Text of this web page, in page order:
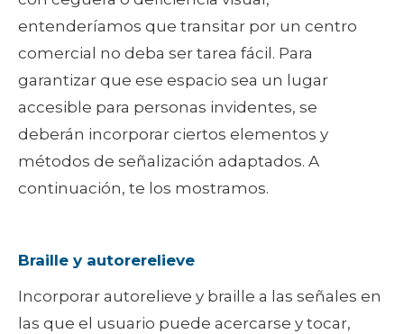
entenderíamos que transitar por un centro
comercial no deba ser tarea fácil. Para
garantizar que ese espacio sea un lugar
accesible para personas invidentes, se
deberán incorporar ciertos elementos y
métodos de señalización adaptados. A
continuación, te los mostramos.
Braille y autorerelieve
Incorporar autorelieve y braille a las señales en
las que el usuario puede acercarse y tocar,